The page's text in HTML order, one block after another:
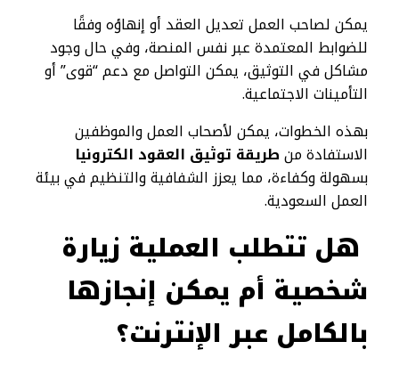
يمكن لصاحب العمل تعديل العقد أو إنهاؤه وفقًا
للضوابط المعتمدة عبر نفس المنصة، وفي حال وجود
مشاكل في التوثيق، يمكن التواصل مع دعم “قوى” أو
التأمينات الاجتماعية.
بهذه الخطوات، يمكن لأصحاب العمل والموظفين
الاستفادة منطريقة توثيق العقود الكترونيا
بسهولة وكفاءة، مما يعزز الشفافية والتنظيم في بيئة
العمل السعودية.
هل تتطلب العملية زيارة
شخصية أم يمكن إنجازها
بالكامل عبر الإنترنت؟